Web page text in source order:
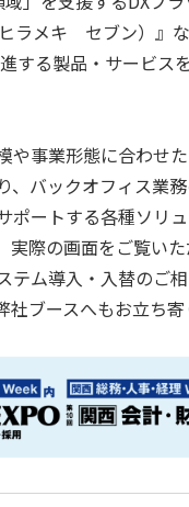
ラメキ セブン）』
する製品・サービス
や事業形態に合わせ
、バックオフィス業
ポートする各種ソリ
実際の画面をご覧いた
テム導入・入替のご
社ブースへもお立ち寄